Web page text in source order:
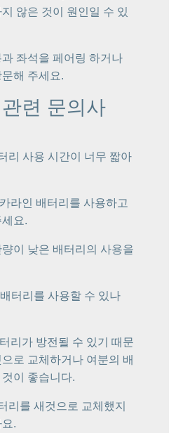
않은 것이 원인일 수 있
좌석을 페어링 하거나
해 주세요.
관련 문의사
리 사용 시간이 너무 짧아
라인 배터리를 사용하고
요.
이 낮은 배터리의 사용을
터리를 사용할 수 있나
리가 방전될 수 있기 때문
로 교체하거나 여분의 배
이 좋습니다.
리를 새것으로 교체했지
.